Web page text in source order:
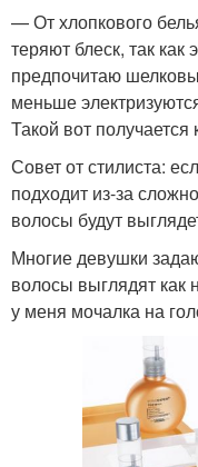
— От хлопкового
теряют блеск, так как
предпочитаю
меньше
Такой вот получается
Совет от стилиста:
подходит из-за
волосы будут
Многие девушки
волосы выглядят как
у меня мочалка на